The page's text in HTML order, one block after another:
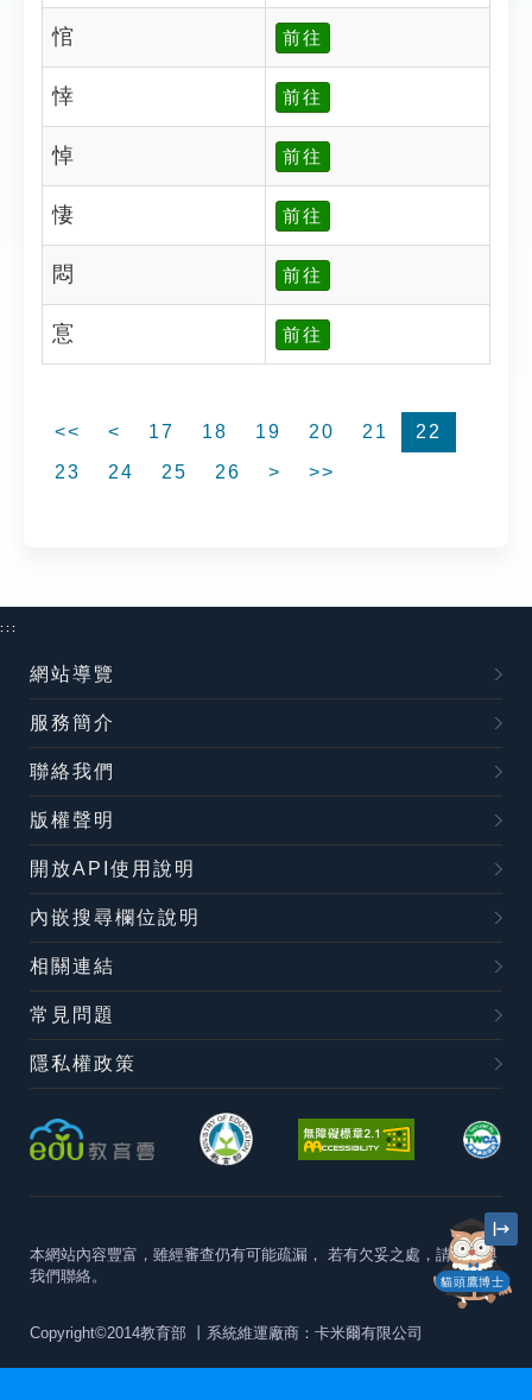
悺 前往
悻 前往
悼 前往
悽 前往
悶 前往
悹 前往
<< < 17 18 19 20 21
22
23
24 25 26 > >>
貓頭鷹博士
:::
網站導覽
服務簡介
聯絡我們
版權聲明
開放API使用說明
內嵌搜尋欄位說明
相關連結
常見問題
隱私權政策
本網站內容豐富，雖經審查仍有可能疏漏， 若有欠妥之處，請隨時與
我們聯絡。
Copyright©2014教育部 丨系統維運廠商：卡米爾有限公司